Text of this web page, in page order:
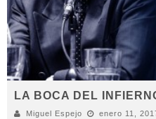
LA BOCA DEL
Miguel Espejo enero 11,